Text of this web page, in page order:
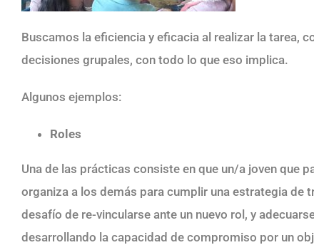
Buscamos la eficiencia y eficacia al realizar la tarea,
decisiones grupales, con todo lo que eso implica.
Algunos ejemplos:
Roles
Una de las prácticas consiste en que un/a joven que
organiza a los demás para cumplir una estrategia de
desafío de re-vincularse ante un nuevo rol, y
desarrollando la capacidad de compromiso por un